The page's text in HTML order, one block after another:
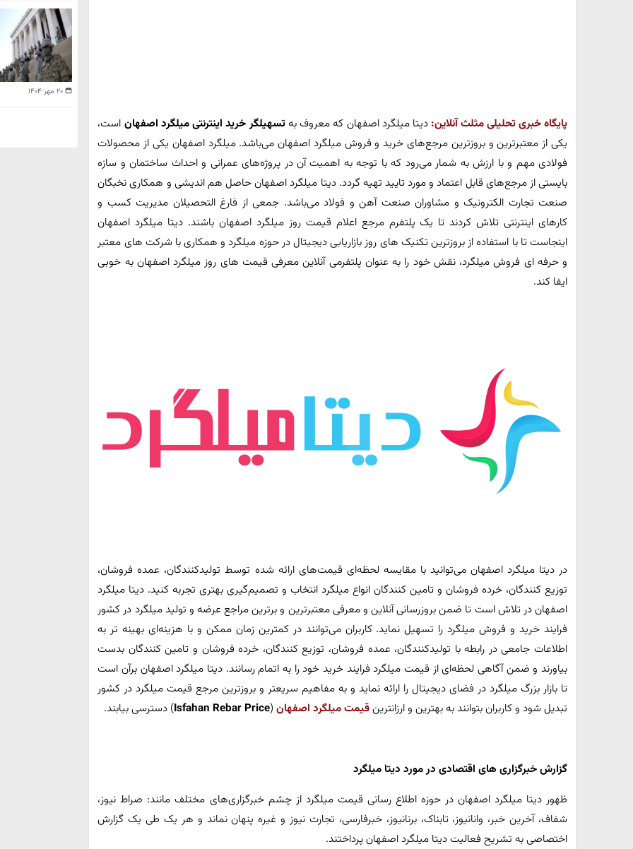
پایگاه خبری تحلیلی مثلث آنلاین: دیتا میلگرد اصفهان که معروف بهتسهیلگر خرید اینترنتی میلگرد اصفهان است،
یکی از معتبرترین و بروزترین مرجع‌های خرید و فروش میلگرد اصفهان می‌باشد. میلگرد اصفهان یکی از محصولات
فولادی مهم و با ارزش به شمار می‌رود که با توجه به اهمیت آن در پروژه‌های عمرانی و احداث ساختمان و سازه
بایستی از مرجع‌های قابل اعتماد و مورد تایید تهیه گردد. دیتا میلگرد اصفهان حاصل هم اندیشی و همکاری نخبگان
صنعت تجارت الکترونیک و مشاوران صنعت آهن و فولاد می‌باشد. جمعی از فارغ التحصیلان مدیریت کسب و
کارهای اینترنتی تلاش کردند تا یک پلتفرم مرجع اعلام قیمت روز میلگرد اصفهان باشند. دیتا میلگرد اصفهان
اینجاست تا با استفاده از بروزترین تکنیک های روز بازاریابی دیجیتال در حوزه میلگرد و همکاری با شرکت های معتبر
و حرفه ای فروش میلگرد، نقش خود را به عنوان پلتفرمی آنلاین معرفی قیمت های روز میلگرد اصفهان به خوبی
ایفا کند.
در دیتا میلگرد اصفهان می‌توانید با مقایسه لحظه‌ای قیمت‌های ارائه شده توسط تولیدکنندگان، عمده فروشان،
توزیع کنندگان، خرده فروشان و تامین کنندگان انواع میلگرد انتخاب و تصمیم‌گیری بهتری تجربه کنید. دیتا میلگرد
اصفهان در تلاش است تا ضمن بروزرسانی آنلاین و معرفی معتبرترین و برترین مراجع عرضه و تولید میلگرد در کشور
فرایند خرید و فروش میلگرد را تسهیل نماید. کاربران می‌توانند در کمترین زمان ممکن و با هزینه‌ای بهینه تر به
اطلاعات جامعی در رابطه با تولیدکنندگان، عمده فروشان، توزیع کنندگان، خرده فروشان و تامین کنندگان بدست
بیاورند و ضمن آگاهی لحظه‌ای از قیمت میلگرد فرایند خرید خود را به اتمام رسانند. دیتا میلگرد اصفهان برآن است
تا بازار بزرگ میلگرد در فضای دیجیتال را ارائه نماید و به مفاهیم سریعتر و بروزترین مرجع قیمت میلگرد در کشور
تبدیل شود و کاربران بتوانند به بهترین و ارزانترینقیمت میلگرد اصفهان (
Isfahan Rebar Price ) دسترسی بیابند.
گزارش خبرگزاری های اقتصادی در مورد دیتا میلگرد
ظهور دیتا میلگرد اصفهان در حوزه اطلاع رسانی قیمت میلگرد از چشم خبرگزاری‌های مختلف مانند: صراط نیوز،
شفاف، آخرین خبر، وانانیوز، تابناک، برنانیوز، خبرفارسی، تجارت نیوز و غیره پنهان نماند و هر یک طی یک گزارش
اختصاصی به تشریح فعالیت دیتا میلگرد اصفهان پرداختند.
۲۰ مهر ۱۴۰۴